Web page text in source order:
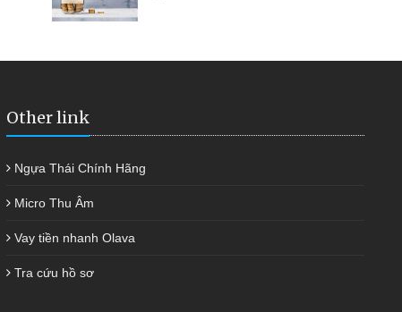
Other link
Ngựa Thái Chính Hãng
Micro Thu Âm
Vay tiền nhanh Olava
Tra cứu hồ sơ